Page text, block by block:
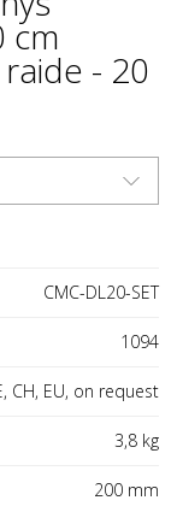
cm
- 20
CMC-DL20-SET
1094
CH, EU, on request
3,8 kg
200 mm